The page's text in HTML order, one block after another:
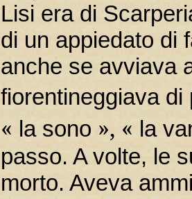
Lisi era di
di un appiedato di
anche se avviava
fiorentineggiava
« la sono », « la
passo. A volte, le
morto. Aveva